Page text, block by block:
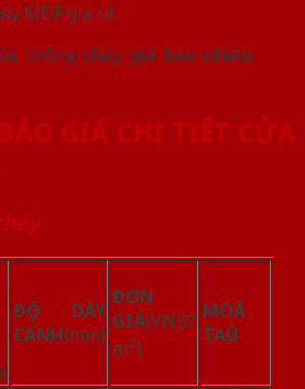
MDF giá rẻ
chống cháy giá bao nhiêu
GIÁ CHI TIẾT CỬA
ĐỘ DÀY
CÁNH(mm)
ĐƠN
GIÁ(VNĐ/
m2)
MOÂ
TAÛ